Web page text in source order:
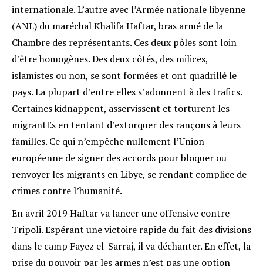
internationale. L’autre avec l’Armée nationale libyenne
(ANL) du maréchal Khalifa Haftar, bras armé de la
Chambre des représentants. Ces deux pôles sont loin
d’être homogènes. Des deux côtés, des milices,
islamistes ou non, se sont formées et ont quadrillé le
pays. La plupart d’entre elles s’adonnent à des trafics.
Certaines kidnappent, asservissent et torturent les
migrantEs en tentant d’extorquer des rançons à leurs
familles. Ce qui n’empêche nullement l’Union
européenne de signer des accords pour bloquer ou
renvoyer les migrants en Libye, se rendant complice de
crimes contre l’humanité.
En avril 2019 Haftar va lancer une offensive contre
Tripoli. Espérant une victoire rapide du fait des divisions
dans le camp Fayez el-Sarraj, il va déchanter. En effet, la
prise du pouvoir par les armes n’est pas une option